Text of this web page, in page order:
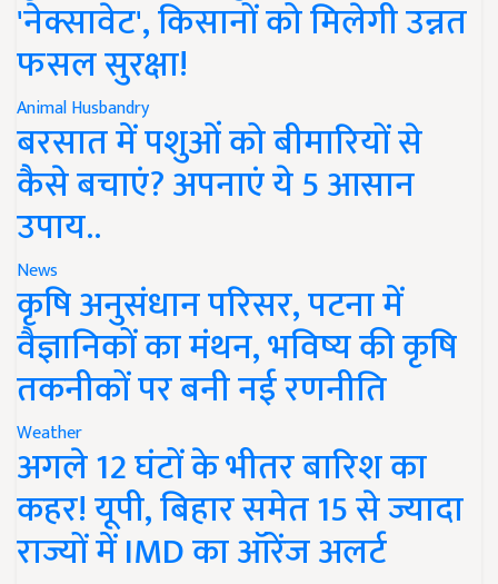
'नेक्सावेट', किसानों को मिलेगी उन्नत
फसल सुरक्षा!
Animal Husbandry
बरसात में पशुओं को बीमारियों से
कैसे बचाएं? अपनाएं ये 5 आसान
उपाय..
News
कृषि अनुसंधान परिसर, पटना में
वैज्ञानिकों का मंथन, भविष्य की कृषि
तकनीकों पर बनी नई रणनीति
Weather
अगले 12 घंटों के भीतर बारिश का
कहर! यूपी, बिहार समेत 15 से ज्यादा
राज्यों में IMD का ऑरेंज अलर्ट